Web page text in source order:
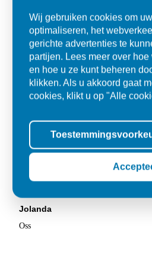
Super
"Goed geholpen bij aankoop en
tegels voor in de tuin."
Jolanda
Oss
Wij gebruiken cookies om
optimaliseren, het
gerichte advertenties te
partijen. Lees meer over
en hoe u ze kunt beheren
klikken. Als u akkoord gaat
cookies, klikt u op "Alle